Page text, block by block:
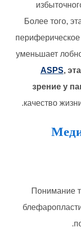
Более того,
уменьшает
ASPS,
зрение у
качество
Понимание